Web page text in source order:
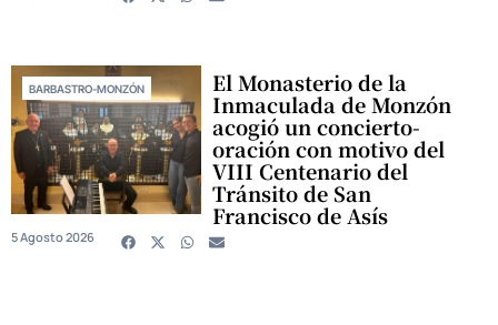
BARBASTRO-MONZÓN El Monasterio de la
Inmaculada de Monzón
acogió un concierto-
oración con motivo del
VIII Centenario del
Tránsito de San
Francisco de Asís
5 Agosto 2026